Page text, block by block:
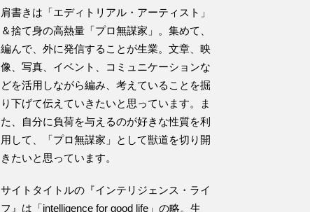
肩書きは「エディトリアル・アーティスト」
＆捨て身の高熱量「プロ無謀家」。集めて、
編んで、外に発信することが生業。文章、映
像、写真、イベント、コミュニケーションな
どを活用しながら編み、考えていることを掘
り下げて伝えていきたいと思っています。ま
た、自分に負荷を与えるのが好きな性質を利
用して、「プロ無謀家」として獣道を切り開
きたいと思っています。
サイトタイトルの『インテリジェンス・ライ
フ』は「intelligence for good life」の略。生